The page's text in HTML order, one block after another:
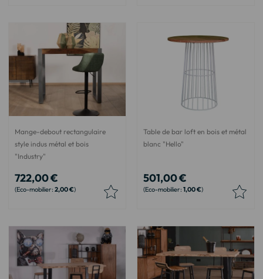
Mange-debout rectangulaire
style indus métal et bois
"Industry"
722,00 €
2,00 €
Table de bar loft en bois et métal
blanc "Hello"
501,00 €
1,00 €